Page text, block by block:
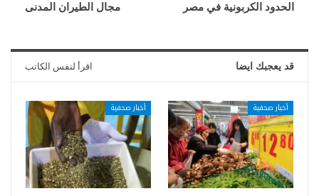
الحدود الكربونية في مصر
مجال الطيران المدنى
قد يعجبك ايضا اقرأ لنفس الكاتب
أخبار صحفية أخبار صحفية